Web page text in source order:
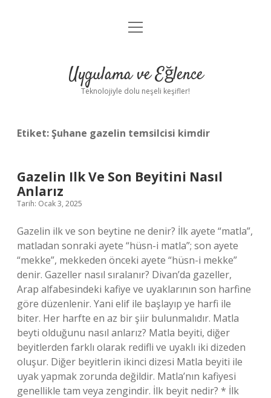
Anasayfa
Yasal Uyarı
menüyü
Uygulama ve Eğlence
Teknolojiyle dolu neşeli keşifler!
Etiket:Şuhane gazelin temsilcisi kimdir
Gazelin Ilk Ve Son Beyitini Nasıl
Anlarız
Tarih: Ocak 3, 2025
Gazelin ilk ve son beytine ne denir? İlk ayete “matla”,
matladan sonraki ayete “hüsn-i matla”; son ayete
“mekke”, mekkeden önceki ayete “hüsn-i mekke”
denir. Gazeller nasıl sıralanır? Divan’da gazeller,
Arap alfabesindeki kafiye ve uyaklarının son harfine
göre düzenlenir. Yani elif ile başlayıp ye harfi ile
biter. Her harfte en az bir şiir bulunmalıdır. Matla
beyti olduğunu nasıl anlarız? Matla beyiti, diğer
beyitlerden farklı olarak redifli ve uyaklı iki dizeden
oluşur. Diğer beyitlerin ikinci dizesi Matla beyiti ile
uyak yapmak zorunda değildir. Matla’nın kafiyesi
genellikle tam veya zengindir. İlk beyit nedir? * İlk